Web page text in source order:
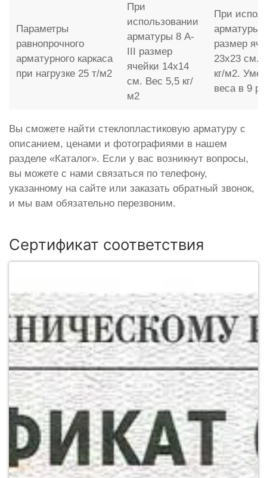
Параметры
равнопрочного
арматурного каркаса
при нагрузке 25 т/м2
При
использовании
арматуры 8 A-
III размер
ячейки 14x14
см. Вес 5,5 кг/
м2
При
арматуры
размер
23x23 см.
кг/м2.
веса в 9
Вы сможете найти стеклопластиковую арматуру с
описанием, ценами и фотографиями в нашем
разделе «Каталог». Если у вас возникнут вопросы,
вы можете с нами связаться по телефону,
указанному на сайте или заказать обратный звонок,
и мы вам обязательно перезвоним.
Сертификат соответствия